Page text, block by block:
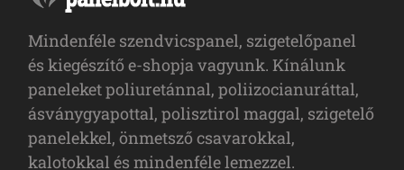
Mindenféle szendvicspanel, szigetelőpanel
és kiegészítő e-shopja vagyunk. Kínálunk
paneleket poliuretánnal, poliizocianuráttal,
ásványgyapottal, polisztirol maggal, szigetelő
panelekkel, önmetsző csavarokkal,
kalotokkal és mindenféle lemezzel.